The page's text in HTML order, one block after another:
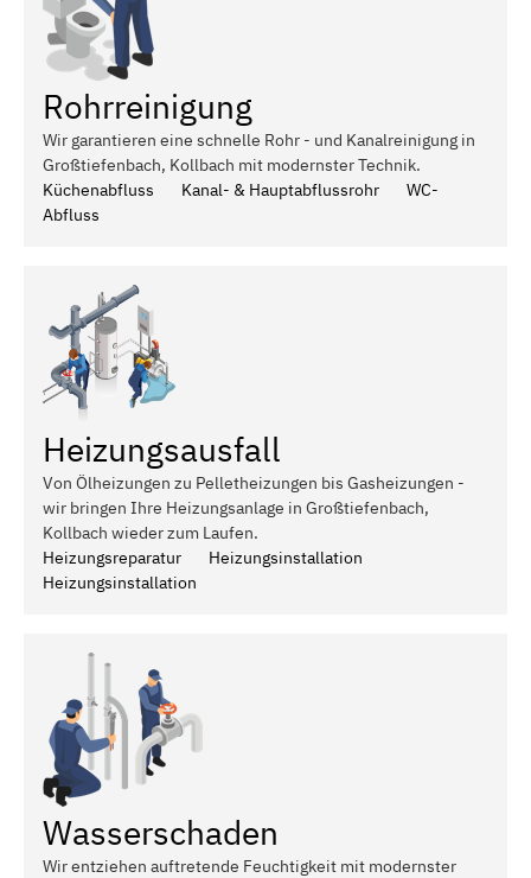
Rohrreinigung
Wir garantieren eine schnelle Rohr - und Kanalreinigung in
Großtiefenbach, Kollbach mit modernster Technik.
Küchenabfluss
Kanal- & Hauptabflussrohr
WC-
Abfluss
Heizungsausfall
Von Ölheizungen zu Pelletheizungen bis Gasheizungen -
wir bringen Ihre Heizungsanlage in Großtiefenbach,
Kollbach wieder zum Laufen.
Heizungsreparatur
Heizungsinstallation
Heizungsinstallation
Wasserschaden
Wir entziehen auftretende Feuchtigkeit mit modernster